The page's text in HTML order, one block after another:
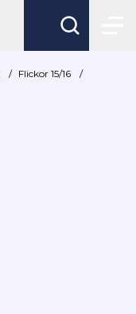
/ Flickor 15/16 /